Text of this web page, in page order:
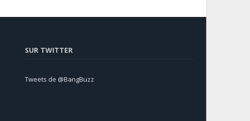
SUR TWITTER
Tweets de @BangBuzz